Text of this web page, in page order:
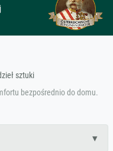
sztuki
bezpośrednio do domu.